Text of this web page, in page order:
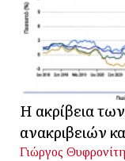
Η ακρίβεια
ανακριβειών
Γιώργος